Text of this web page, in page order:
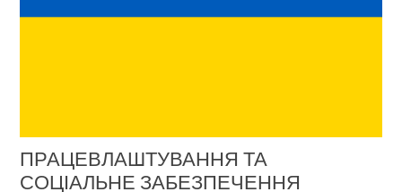
ПРАЦЕВЛАШТУВАННЯ ТА
СОЦІАЛЬНЕ ЗАБЕЗПЕЧЕННЯ